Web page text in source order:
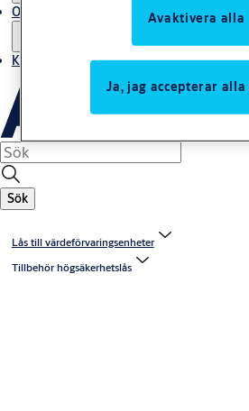
Om oss
Kontakta oss
Sök
Lås till värdeförvaringsenheter
Tillbehör högsäkerhetslås
Avaktivera alla
Ja, jag accepterar alla